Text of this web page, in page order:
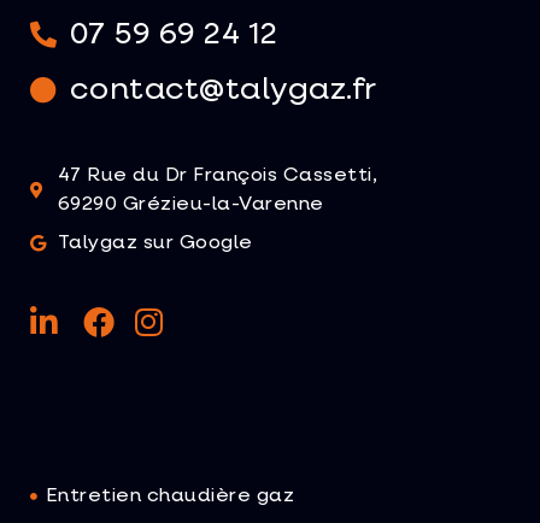
07 59 69 24 12
contact@talygaz.fr
47 Rue du Dr François Cassetti,
69290 Grézieu-la-Varenne
Talygaz sur Google
Entretien chaudière gaz